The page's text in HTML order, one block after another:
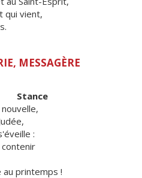
qui vient,
MESSAGÈRE
Stance
:
contenir
printemps !